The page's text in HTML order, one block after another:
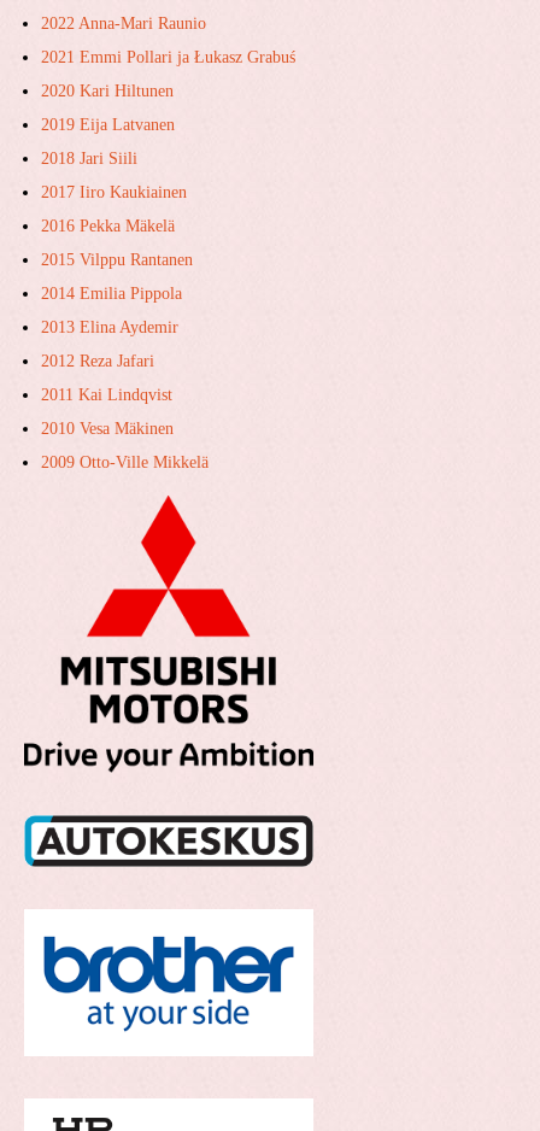
2022 Anna-Mari Raunio
2021 Emmi Pollari ja ​Łukasz ​Grabuś
2020 Kari Hiltunen
2019 Eija Latvanen
2018 Jari Siili
2017 Iiro Kaukiainen
2016 Pekka Mäkelä
2015 Vilppu Rantanen
2014 Emilia Pippola
2013 Elina Aydemir
2012 Reza Jafari
2011 Kai Lindqvist
2010 Vesa Mäkinen
2009 Otto-Ville Mikkelä